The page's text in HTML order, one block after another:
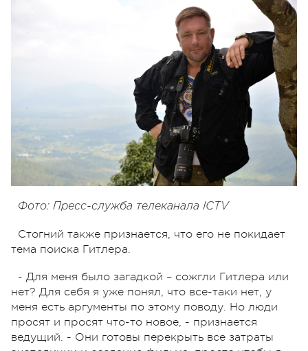
Фото: Пресс-служба телеканала ICTV
Стогний также признается, что его не покидает
тема поиска Гитлера.
- Для меня было загадкой – сожгли Гитлера или
нет? Для себя я уже понял, что все-таки нет, у
меня есть аргументы по этому поводу. Но люди
просят и просят что-то новое, - признается
ведущий. - Они готовы перекрыть все затраты